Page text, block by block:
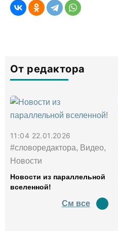
От редактора
11:04 22.01.2026
#словоредактора, Видео,
Новости
Новости из параллельной
вселенной!
См все